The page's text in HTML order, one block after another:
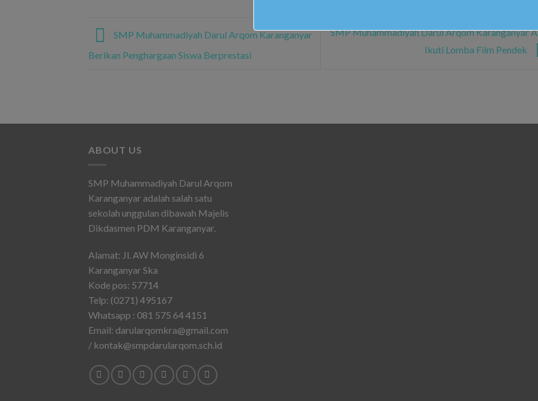
SMP Muhammadiyah Darul Arqom Karanganyar
Berikan Penghargaan Siswa Berprestasi
SMP Muhammadiyah Darul Arqom Karanganyar
Ikuti Lomba Film Pendek
ABOUT US
SMP Muhammadiyah Darul Arqom
Karanganyar adalah salah satu
sekolah unggulan dibawah Majelis
Dikdasmen PDM Karanganyar.
Alamat: Jl. AW Monginsidi 6
Karanganyar Ska
Kode pos: 57714
Telp: (0271) 495167
Whatsapp : 081 575 64 4151
Email: darularqomkra@gmail.com
/ kontak@smpdarularqom.sch.id